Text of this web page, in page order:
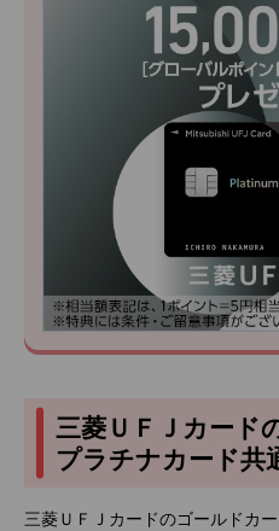
三菱ＵＦＪカード
プラチナカード共
三菱ＵＦＪカードのゴールドカ